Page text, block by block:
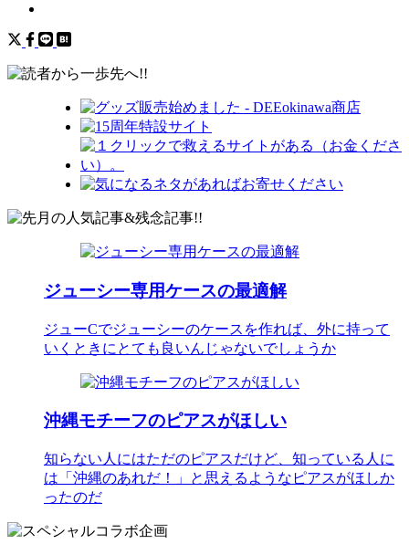
ジューシー専用ケースの最適解
ジューCでジューシーのケースを作れば、外に持って
いくときにとても良いんじゃないでしょうか
沖縄モチーフのピアスがほしい
知らない人にはただのピアスだけど、知っている人に
は「沖縄のあれだ！」と思えるようなピアスがほしか
ったのだ